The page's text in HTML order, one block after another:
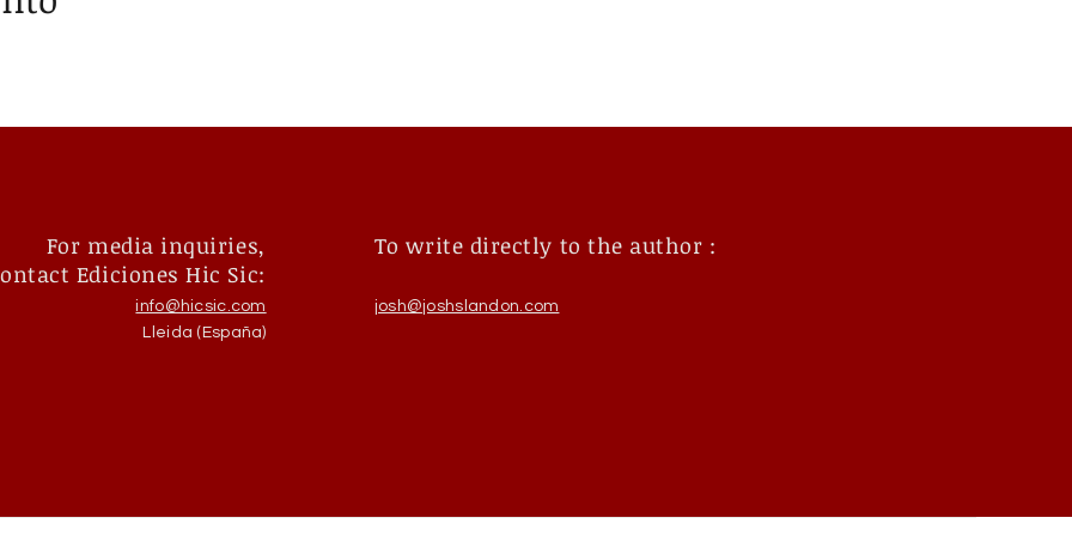
For media inquiries,
Ediciones Hic Sic:
info@hicsic.com
Lleida (España)
To write directly to the author :
josh@joshslandon.com